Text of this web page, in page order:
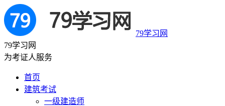
79学习网
79学习网
为考证人服务
首页
建筑考试
一级建造师